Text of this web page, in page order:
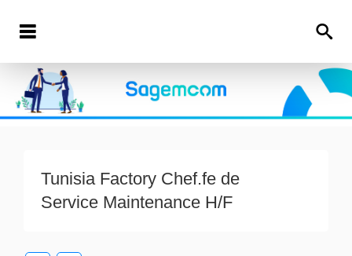
Tunisia Factory Chef.fe de
Service Maintenance H/F